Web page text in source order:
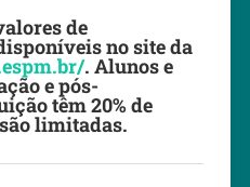
de
no site da
. Alunos e
e pós-
têm 20% de
limitadas.